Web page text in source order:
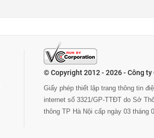
© Copyright 2012 - 2026 - Công ty
Giấy phép thiết lập trang thông tin
internet số 3321/GP-TTĐT do Sở
thông TP Hà Nội cấp ngày 03 tháng